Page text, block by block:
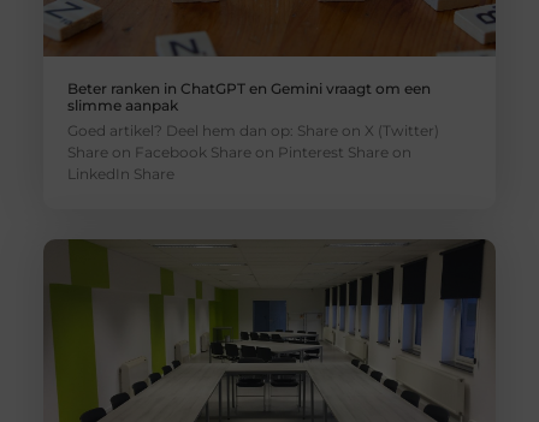
Beter ranken in ChatGPT en Gemini vraagt om een
slimme aanpak
Goed artikel? Deel hem dan op: Share on X (Twitter)
Share on Facebook Share on Pinterest Share on
LinkedIn Share